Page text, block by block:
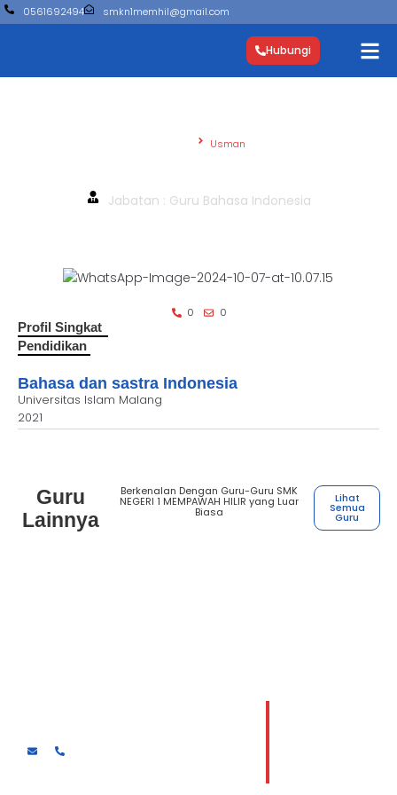
0561692494 smkn1memhil@gmail.com
Hubungi
Usman
Jabatan : Guru Bahasa Indonesia
0 0
Profil Singkat
Pendidikan
Bahasa dan sastra Indonesia
Universitas Islam Malang
2021
Guru
Lainnya
Berkenalan Dengan Guru-Guru SMK
NEGERI 1 MEMPAWAH HILIR yang Luar
Biasa
Lihat
Semua
Guru